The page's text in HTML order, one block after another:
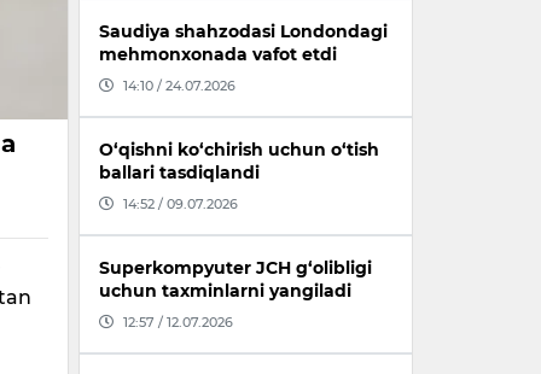
Saudiya shahzodasi Londondagi
mehmonxonada vafot etdi
14:10 / 24.07.2026
O‘qishni ko‘chirish uchun o‘tish
ballari tasdiqlandi
14:52 / 09.07.2026
Superkompyuter JCH g‘olibligi
uchun taxminlarni yangiladi
12:57 / 12.07.2026